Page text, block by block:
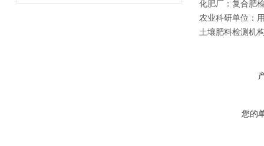
化肥厂： 复合肥
农业科研单位：
土壤肥料检测机
您的